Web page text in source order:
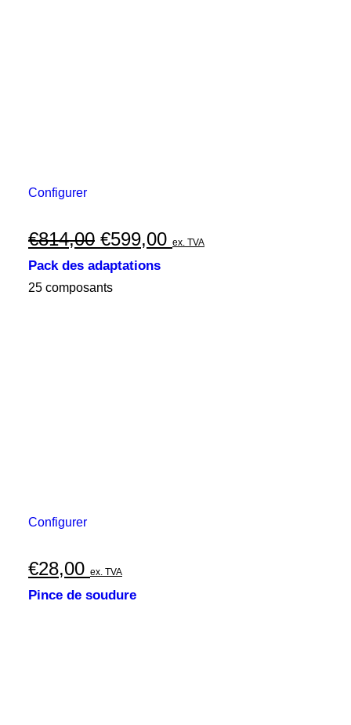
Configurer
€814,00 Le
prix
initial
€599,00Le
ex. TVA
Pack des adaptations
25 composants
Configurer
€28,00 ex. TVA
Pince de soudure